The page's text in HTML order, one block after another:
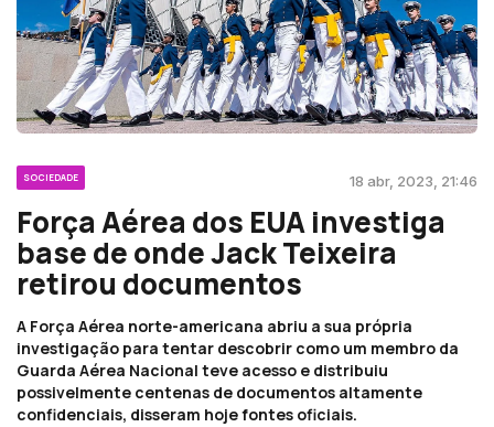
SOCIEDADE 18 abr, 2023, 21:46
Força Aérea dos EUA investiga
base de onde Jack Teixeira
retirou documentos
A Força Aérea norte-americana abriu a sua própria
investigação para tentar descobrir como um membro da
Guarda Aérea Nacional teve acesso e distribuiu
possivelmente centenas de documentos altamente
confidenciais, disseram hoje fontes oficiais.